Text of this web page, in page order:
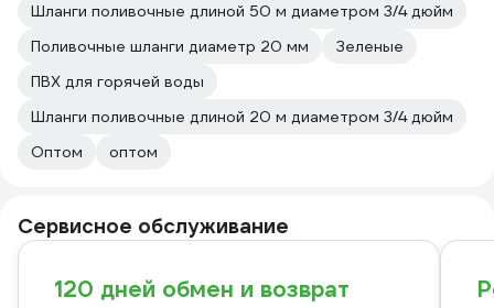
Шланги поливочные длиной 50 м диаметром 3/4 дюйм
Поливочные шланги диаметр 20 мм
Зеленые
ПВХ для горячей воды
Шланги поливочные длиной 20 м диаметром 3/4 дюйм
Оптом
оптом
Сервисное обслуживание
120 дней обмен и возврат